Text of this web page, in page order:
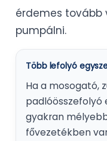
érdemes tovább
pumpálni.
Több lefolyó
Ha a mosogató,
padlóösszefolyó
gyakran
fővezetékben